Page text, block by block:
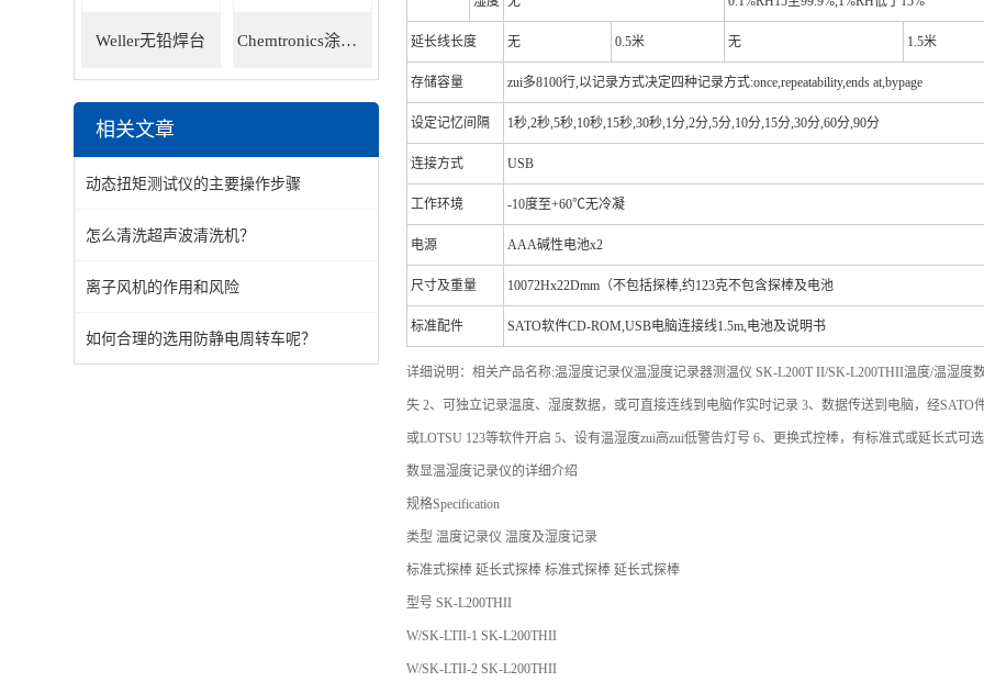
Weller无铅焊台 Chemtronics涂层笔
相关文章
动态扭矩测试仪的主要操作步骤
怎么清洗超声波清洗机？
离子风机的作用和风险
如何合理的选用防静电周转车呢？
延长线长度 无 0.5米 无 1.5米
存储容量 zui多8100行,以记录方式决定四种记录方式:once,repeatability,ends at,bypage
设定记忆间隔 1秒,2秒,5秒,10秒,15秒,30秒,1分,2分,5分,10分,15分,30分,60分,90分
连接方式 USB
工作环境 -10度至+60℃无冷凝
电源 AAA碱性电池x2
尺寸及重量 10072Hx22Dmm（不包括探棒,约123克不包含探棒及电池
标准配件 SATO软件CD-ROM,USB电脑连接线1.5m,电池及说明书
详细说明：相关产品名称:温湿度记录仪温湿度记录器测温仪 SK-L200T II/SK-L200THII温度/温湿
失 2、可独立记录温度、湿度数据，或可直接连线到电脑作实时记录 3、数据传送到电脑，经
或LOTSU 123等软件开启 5、设有温湿度zui高zui低警告灯号 6、更换式控棒，有标准式或延长式可
数显温湿度记录仪的详细介绍
规格Specification
类型 温度记录仪 温度及湿度记录
标准式探棒 延长式探棒 标准式探棒 延长式探棒
型号 SK-L200THII
W/SK-LTII-1 SK-L200THII
W/SK-LTII-2 SK-L200THII